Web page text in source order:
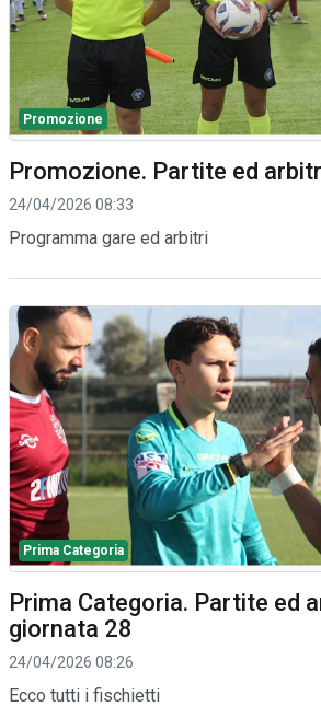
Promozione
Promozione. Partite ed
24/04/2026 08:33
Programma gare ed arbitri
Prima Categoria
Prima Categoria. Partite ed
giornata 28
24/04/2026 08:26
Ecco tutti i fischietti